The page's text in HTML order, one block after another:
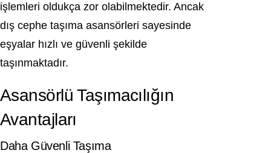
işlemleri oldukça zor olabilmektedir. Ancak
dış cephe taşıma asansörleri sayesinde
eşyalar hızlı ve güvenli şekilde
taşınmaktadır.
Asansörlü Taşımacılığın
Avantajları
Daha Güvenli Taşıma